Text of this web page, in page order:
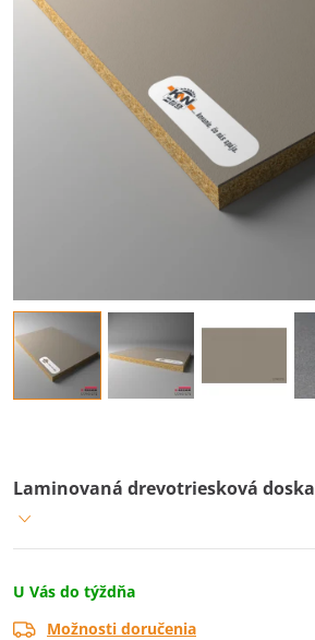
Laminovaná drevotriesková doska
U Vás do týždňa
Možnosti doručenia